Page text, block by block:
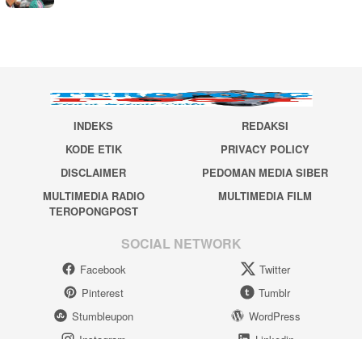
INDEKS
REDAKSI
KODE ETIK
PRIVACY POLICY
DISCLAIMER
PEDOMAN MEDIA SIBER
MULTIMEDIA RADIO
TEROPONGPOST
MULTIMEDIA FILM
SOCIAL NETWORK
Facebook
Twitter
Pinterest
Tumblr
Stumbleupon
WordPress